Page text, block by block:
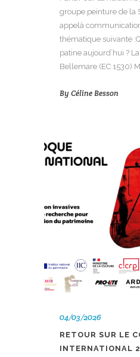
groupe peinture de la
appelà
thématique suivante
patine aujourd’hui ?
Bellemare (EC 1530)
By Céline Besson
04/03/2026
RETOUR SUR LE
INTERNATIONAL